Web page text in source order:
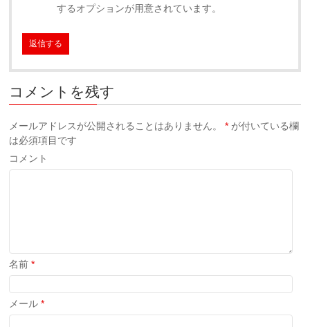
するオプションが用意されています。
返信する
コメントを残す
メールアドレスが公開されることはありません。 * が付いている欄
は必須項目です
コメント
名前*
メール*